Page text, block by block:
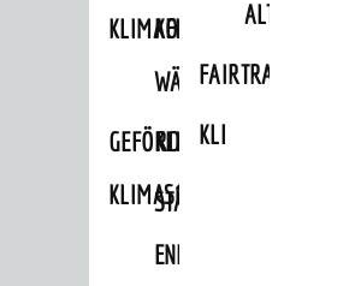
KLIMAFITKOMMUNALE
WÄRMEPLANUNG
GEFÖRDERTE
KLIMASCHUTZMASSNAHMEN
KLIMASCHUTZKONZEPT
STÄDTISCHES
ENERGIEMANAGEMENT
ALTLASTEN
FAIRTRADE